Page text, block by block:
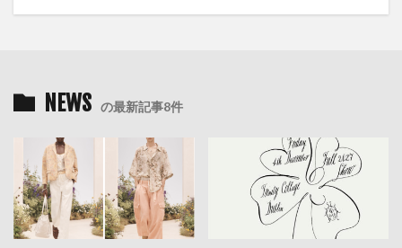
NEWS の最新記事8件